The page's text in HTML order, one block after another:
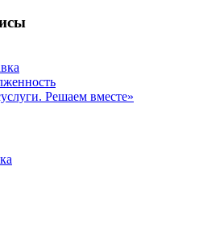
Решаем вместе»